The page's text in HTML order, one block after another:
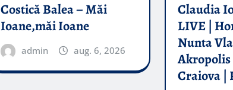
Costică Balea – Măi
Ioane,măi Ioane
admin aug. 6, 2026
Claudia
LIVE |
Nunta
Akropolis
Craiova |